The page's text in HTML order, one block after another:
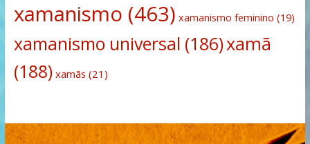
xamanismo (463) xamanismo feminino (19)
xamanismo universal (186)xamã
(188) xamãs (21)